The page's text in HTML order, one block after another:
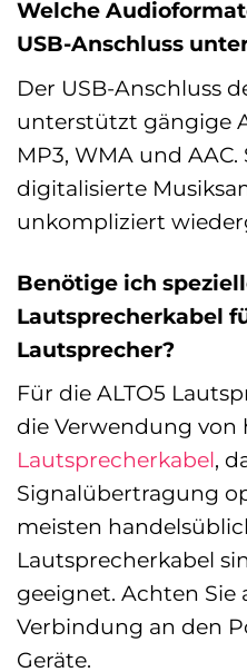
Welche
USB-Anschluss
Der USB-Anschluss
unterstützt gängige
MP3, WMA und
digitalisierte
unkompliziert
Benötige ich
Lautsprecherkabel
Lautsprecher?
Für die ALTO5
die Verwendung
Lautsprecherkabel,
Signalübertragung
meisten
Lautsprecherkabel
geeignet. Achten Sie
Verbindung an den
Geräte.